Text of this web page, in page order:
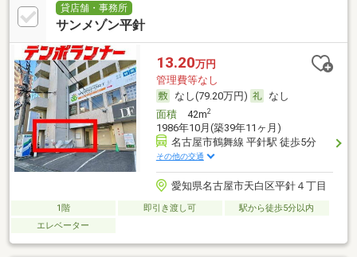
貸店舗・事務所
サンメゾン平針
13.20万円
管理費等なし
なし(79.20万円)
なし
面積42m2
1986年10月(築39年11ヶ月)
名古屋市鶴舞線 平針駅 徒歩5分
その他の交通
愛知県名古屋市天白区平針４丁目
1階 即引き渡し可
駅から徒歩5分以内
エレベーター